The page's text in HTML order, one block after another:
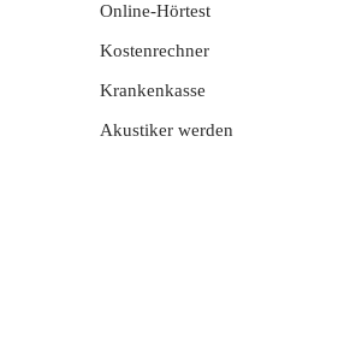
Online-Hörtest
Kostenrechner
Krankenkasse
Akustiker werden